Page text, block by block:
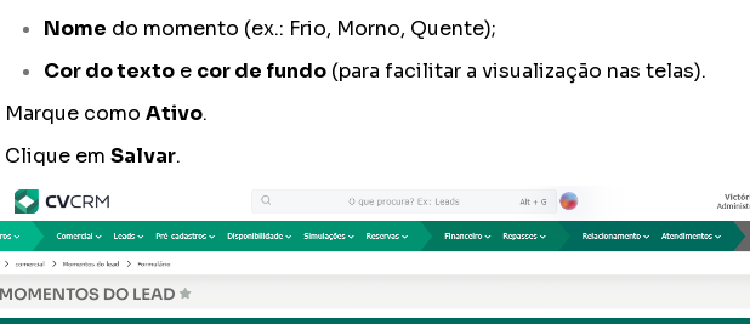
Nome do momento (ex.: Frio, Morno, Quente);
Cor do textoe cor de fundo(para facilitar a visualização nas telas).
Marque como Ativo.
Clique em Salvar.